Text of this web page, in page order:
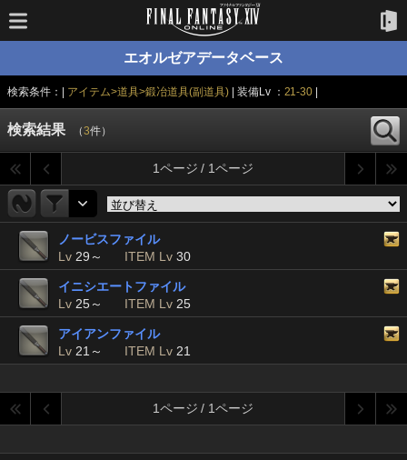
エオルゼアデータベース
検索条件：| アイテム>道具>鍛冶道具(副道具) | 装備Lv ： 21-30
検索結果 （3件）
1ページ / 1ページ
ノービスファイル
Lv 29～ ITEM Lv 30
イニシエートファイル
Lv 25～ ITEM Lv 25
アイアンファイル
Lv 21～ ITEM Lv 21
1ページ / 1ページ